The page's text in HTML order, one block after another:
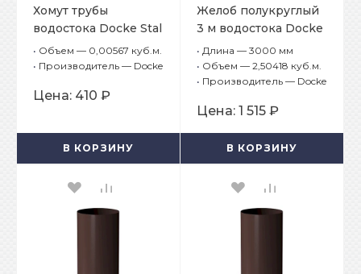
Хомут трубы
водостока Docke Stal
Premium Шоколад
RAL 8019
• Объем — 0,00567 куб.м.
• Производитель — Docke
Цена: 410 ₽
В КОРЗИНУ
Желоб полукруглый
3 м водостока Docke
Stal Premium
Шоколад RAL 8019
• Длина — 3000 мм
• Объем — 2,50418 куб.м.
• Производитель — Docke
Цена: 1 515 ₽
В КОРЗИНУ